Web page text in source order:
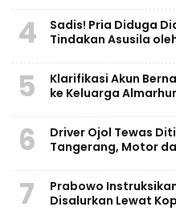
4
Sadis! Pria Diduga
Tindakan Asusila
5
Klarifikasi Akun
ke Keluarga
6
Driver Ojol Tewas
Tangerang, Motor
7
Prabowo
Disalurkan Lewat